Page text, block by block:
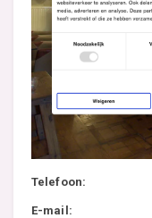
Telefoon:
E-mail: